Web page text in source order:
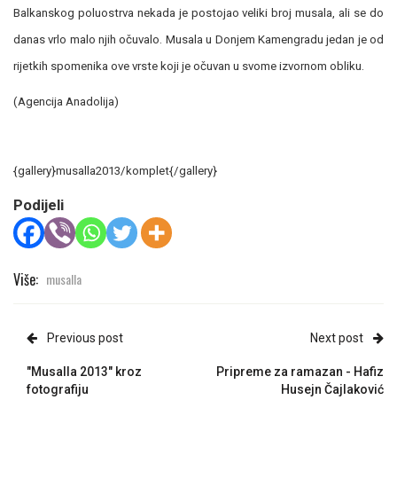
Balkanskog poluostrva nekada je postojao veliki broj musala, ali se do
danas vrlo malo njih očuvalo. Musala u Donjem Kamengradu jedan je od
rijetkih spomenika ove vrste koji je očuvan u svome izvornom obliku.
(Agencija Anadolija)
{gallery}musalla2013/komplet{/gallery}
Podijeli
Više: musalla
Previous post
"Musalla 2013" kroz
fotografiju
Next post
Pripreme za ramazan - Hafiz
Husejn Čajlaković